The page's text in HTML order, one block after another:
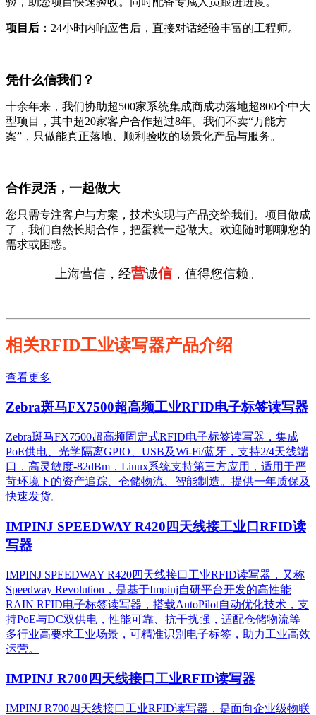
项目后 ：24小时内响应售后，直接对话经验丰富的工程师。
凭什么信我们？
十余年来，我们协助超500家系统集成商成功落地超800个中大
型项目，其中超20家客户合作超过8年。我们不卖“万能方
案”，只做能真正落地、顺利验收的场景化产品与服务。
合作灵活，一起做大
您只需专注客户与方案，技术实现与产品交给我们。项目做成
了，我们自然长期合作，把蛋糕一起做大。欢迎随时聊聊您的
需求或困惑。
上海营信，经营诚信，值得您信赖。
相关RFID工业读写器产品介绍
查看更多
Zebra斑马FX7500超高频工业RFID电子标签读写器
Zebra斑马FX7500超高频固定式RFID电子标签读写器，集成
PoE供电、光学隔离GPIO、USB及Wi-Fi/蓝牙，支持2/4天线端
口，高灵敏度-82dBm，Linux系统支持第三方应用，适用于严
苛环境下的资产追踪、仓储物流、智能制造。提供一年质保及
快速发货。
IMPINJ SPEEDWAY R420四天线接工业口RFID读
写器
IMPINJ SPEEDWAY R420四天线接口工业RFID读写器，又称
Speedway Revolution，是基于Impinj自研平台开发的高性能
RAIN RFID电子标签读写器，搭载AutoPilot自动优化技术，支
持PoE与DC双供电，性能可靠、抗干扰强，适配仓储物流等
多行业高要求工业场景，可精准识别电子标签，助力工业高效
运营。​
IMPINJ R700四天线接口工业RFID读写器
IMPINJ R700四天线接口工业RFID读写器，是面向企业级物联